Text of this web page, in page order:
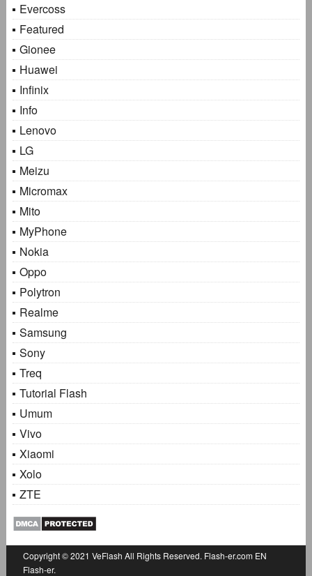
Evercoss
Featured
Gionee
Huawei
Infinix
Info
Lenovo
LG
Meizu
Micromax
Mito
MyPhone
Nokia
Oppo
Polytron
Realme
Samsung
Sony
Treq
Tutorial Flash
Umum
Vivo
Xiaomi
Xolo
ZTE
Copyright © 2021 VeFlash All Rights Reserved. Flash-er.com EN
Flash-er.